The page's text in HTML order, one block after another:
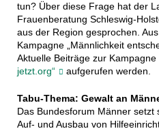
tun? Über diese Frage hat der
Frauenberatung Schleswig-
aus der Region gesprochen.
Kampagne „Männlichkeit
Aktuelle Beiträge zur
jetzt.org“
aufgerufen werden.
Tabu-Thema: Gewalt an
Das Bundesforum Männer setzt
Auf- und Ausbau von